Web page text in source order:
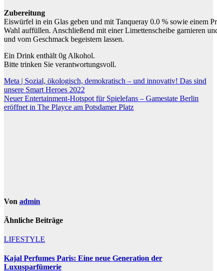
Zubereitung
Eiswürfel in ein Glas geben und mit Tanqueray 0.0 % sowie einem
Wahl auffüllen. Anschließend mit einer Limettenscheibe garnieren
und vom Geschmack begeistern lassen.
Ein Drink enthält 0g Alkohol.
Bitte trinken Sie verantwortungsvoll.
Beitragsnavigation
Meta | Sozial, ökologisch, demokratisch – und innovativ! Das sind
unsere Smart Heroes 2022
Neuer Entertainment-Hotspot für Spielefans – Gamestate Berlin
eröffnet in The Playce am Potsdamer Platz
Von admin
Ähnliche Beiträge
LIFESTYLE
Kajal Perfumes Paris: Eine neue Generation der
Luxusparfümerie